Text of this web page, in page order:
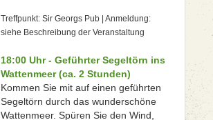
Treffpunkt: Sir Georgs Pub | Anmeldung:
siehe Beschreibung der Veranstaltung
18:00 Uhr - Geführter Segeltörn ins
Wattenmeer (ca. 2 Stunden)
Kommen Sie mit auf einen geführten
Segeltörn durch das wunderschöne
Wattenmeer. Spüren Sie den Wind,